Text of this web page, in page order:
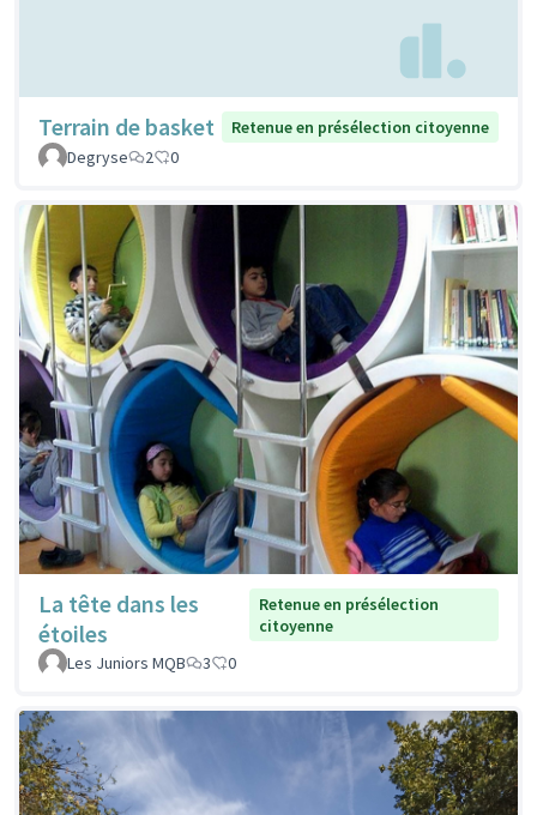
Terrain de basket
Retenue en présélection citoyenne
Degryse
2 0
La tête dans les
étoiles
Retenue en présélection
citoyenne
Les Juniors MQB
3 0